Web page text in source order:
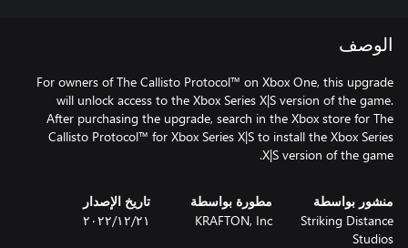
الوصف
For owners of The Callisto Protocol™ on Xbox One, this upgrade
will unlock access to the Xbox Series X|S version of the game.
After purchasing the upgrade, search in the Xbox store for The
Callisto Protocol™ for Xbox Series X|S to install the Xbox Series
X|S version of the game.
منشور بواسطة
Striking Distance
Studios
مطورة بواسطة
KRAFTON, Inc
تاريخ الإصدار
٢١‏/١٢‏/٢٠٢٢